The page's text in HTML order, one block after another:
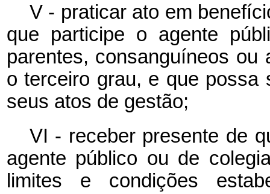
V - praticar ato em
que participe o agente
parentes, consanguíneos
o terceiro grau, e que possa
seus atos de gestão;
VI - receber presente de
agente público ou de
limites e condições